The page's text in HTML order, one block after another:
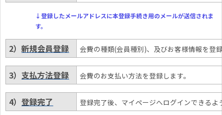
↓登録したメールアドレスに本登録手続き用のメールが送信されま
す。
2）新規会員登録 会費の種類(会員種別)、及びお客様情報を登
3）支払方法登録 会費のお支払い方法を登録します。
4）登録完了 登録完了後、マイページへログインできるよ